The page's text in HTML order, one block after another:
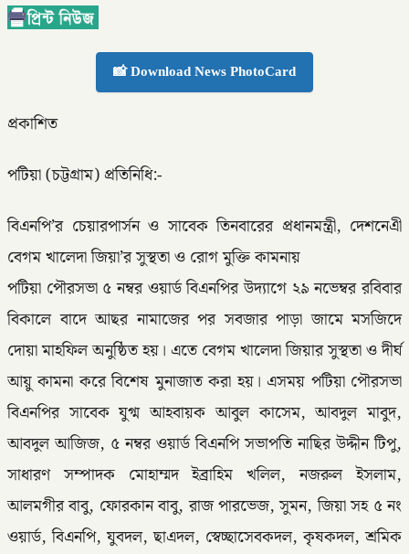
📸 Download News PhotoCard
প্রকাশিত
পটিয়া (চট্টগ্রাম) প্রতিনিধি:-
বিএনপি’র চেয়ারপার্সন ও সাবেক তিনবারের প্রধানমন্ত্রী, দেশনেএী
বেগম খালেদা জিয়া’র সুস্থতা ও রোগ মুক্তি কামনায়
পটিয়া পৌরসভা ৫ নম্বর ওয়ার্ড বিএনপির উদ্যাগে ২৯ নভেম্বর রবিবার
বিকালে বাদে আছর নামাজের পর সবজার পাড়া জামে মসজিদে
দোয়া মাহফিল অনুষ্ঠিত হয়। এতে বেগম খালেদা জিয়ার সুস্থতা ও দীর্ঘ
আয়ু কামনা করে বিশেষ মুনাজাত করা হয়। এসময় পটিয়া পৌরসভা
বিএনপির সাবেক যুগ্ম আহবায়ক আবুল কাসেম, আবদুল মাবুদ,
আবদুল আজিজ, ৫ নম্বর ওয়ার্ড বিএনপি সভাপতি নাছির উদ্দীন টিপু,
সাধারণ সম্পাদক মোহাম্মদ ইব্রাহিম খলিল, নজরুল ইসলাম,
আলমগীর বাবু, ফোরকান বাবু, রাজ পারভেজ, সুমন, জিয়া সহ ৫ নং
ওয়ার্ড, বিএনপি, যুবদল, ছাএদল, স্বেচ্ছাসেবকদল, কৃষকদল, শ্রমিক